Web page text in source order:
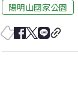
陽明山國家公園